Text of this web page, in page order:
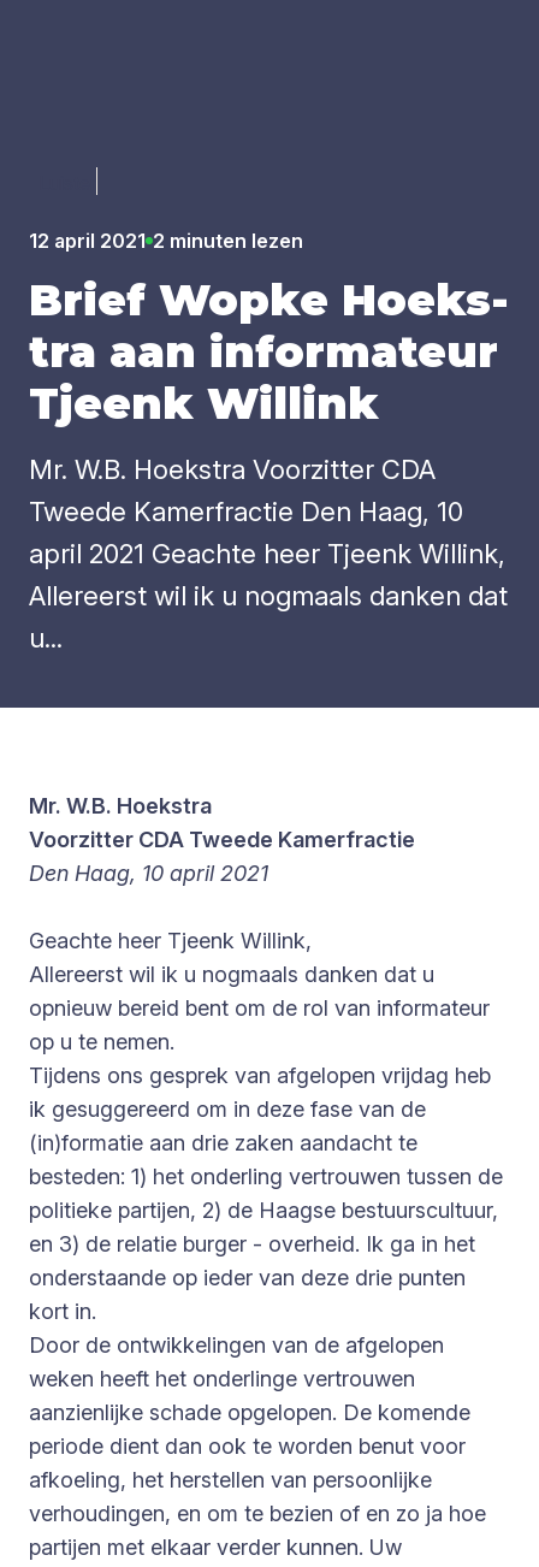
12 april 2021 2 minuten lezen
Brief Wop­ke Hoeks­
tra aan infor­ma­teur
Tjeenk Wil­link
Mr. W.B. Hoekstra Voorzitter CDA
Tweede Kamerfractie Den Haag, 10
april 2021 Geachte heer Tjeenk Willink,
Allereerst wil ik u nogmaals danken dat
u...
Mr. W.B. Hoekstra
Voorzitter CDA Tweede Kamerfractie
Den Haag, 10 april 2021
Geachte heer Tjeenk Willink,
Allereerst wil ik u nogmaals danken dat u
opnieuw bereid bent om de rol van informateur
op u te nemen.
Tijdens ons gesprek van afgelopen vrijdag heb
ik gesuggereerd om in deze fase van de
(in)formatie aan drie zaken aandacht te
besteden: 1) het onderling vertrouwen tussen de
politieke partijen, 2) de Haagse bestuurscultuur,
en 3) de relatie burger - overheid. Ik ga in het
onderstaande op ieder van deze drie punten
kort in.
Door de ontwikkelingen van de afgelopen
weken heeft het onderlinge vertrouwen
aanzienlijke schade opgelopen. De komende
periode dient dan ook te worden benut voor
afkoeling, het herstellen van persoonlijke
verhoudingen, en om te bezien of en zo ja hoe
partijen met elkaar verder kunnen. Uw